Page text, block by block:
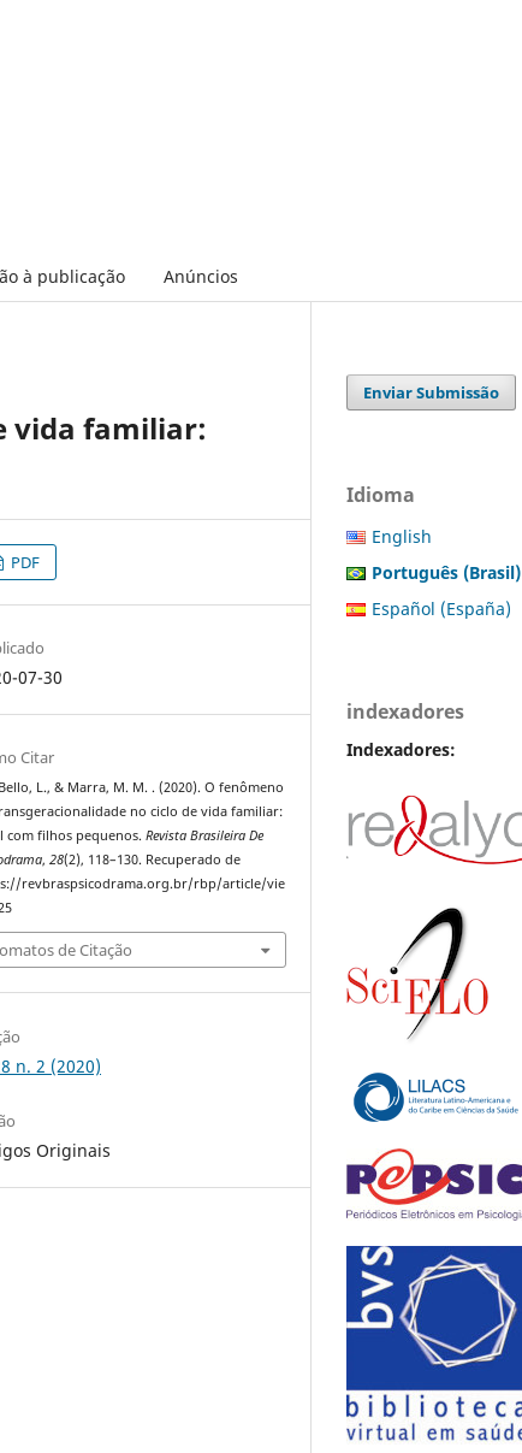
à publicação Anúncios
vida familiar:
PDF
07-30
Citar
L., & Marra, M. M. . (2020). O fenômeno
no ciclo de vida familiar:
com filhos pequenos.Revista Brasileira De
,28(2), 118–130. Recuperado de
revbraspsicodrama.org.br/rbp/article/vie
de Citação
n. 2 (2020)
Originais
Enviar Submissão
Idioma
English
Português (Brasil)
Español (España)
indexadores
Indexadores: